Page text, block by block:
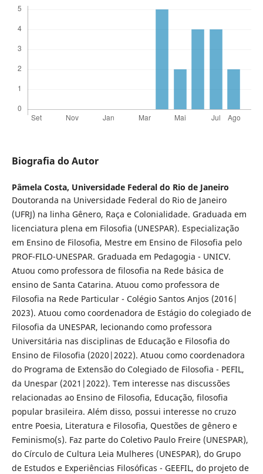
Biografia do Autor
Pâmela Costa, Universidade Federal do Rio de Janeiro
Doutoranda na Universidade Federal do Rio de Janeiro
(UFRJ) na linha Gênero, Raça e Colonialidade. Graduada em
licenciatura plena em Filosofia (UNESPAR). Especialização
em Ensino de Filosofia, Mestre em Ensino de Filosofia pelo
PROF-FILO-UNESPAR. Graduada em Pedagogia - UNICV.
Atuou como professora de filosofia na Rede básica de
ensino de Santa Catarina. Atuou como professora de
Filosofia na Rede Particular - Colégio Santos Anjos (2016|
2023). Atuou como coordenadora de Estágio do colegiado de
Filosofia da UNESPAR, lecionando como professora
Universitária nas disciplinas de Educação e Filosofia do
Ensino de Filosofia (2020|2022). Atuou como coordenadora
do Programa de Extensão do Colegiado de Filosofia - PEFIL,
da Unespar (2021|2022). Tem interesse nas discussões
relacionadas ao Ensino de Filosofia, Educação, filosofia
popular brasileira. Além disso, possui interesse no cruzo
entre Poesia, Literatura e Filosofia, Questões de gênero e
Feminismo(s). Faz parte do Coletivo Paulo Freire (UNESPAR),
do Círculo de Cultura Leia Mulheres (UNESPAR), do Grupo
de Estudos e Experiências Filosóficas - GEEFIL, do projeto de